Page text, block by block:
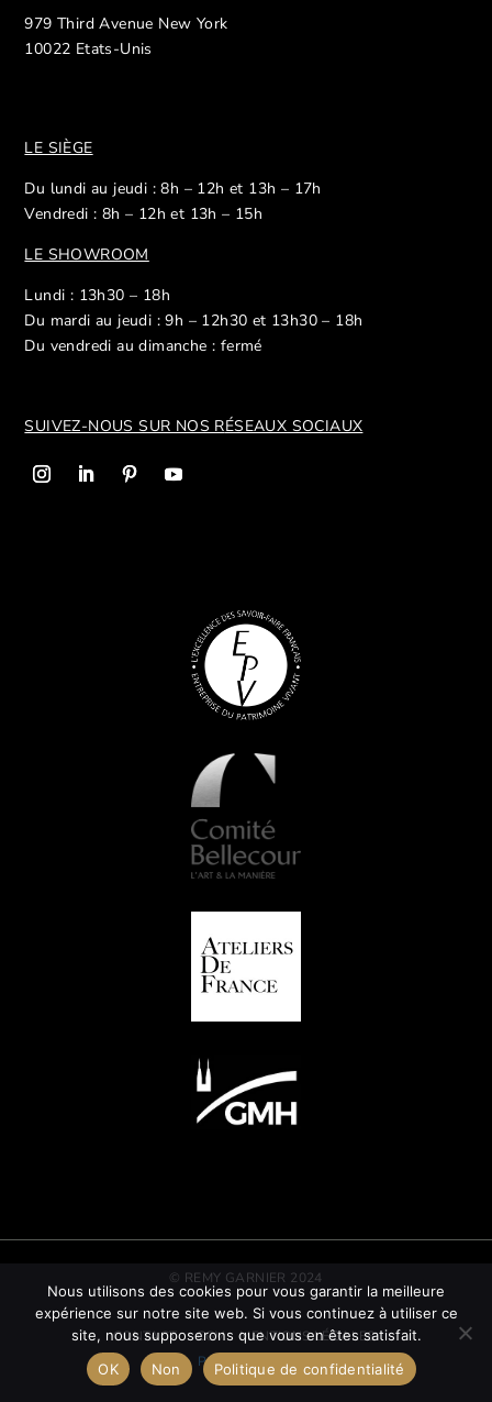
979 Third Avenue New York
10022 Etats-Unis
LE SIÈGE
Du lundi au jeudi : 8h – 12h et 13h – 17h
Vendredi : 8h – 12h et 13h – 15h
LE SHOWROOM
Lundi : 13h30 – 18h
Du mardi au jeudi : 9h – 12h30 et 13h30 – 18h
Du vendredi au dimanche : fermé
SUIVEZ-NOUS SUR NOS RÉSEAUX SOCIAUX
© REMY GARNIER 2024
CONTACT CGV
MENTIONS LÉGALES
POLITIQUE RSE
Nous utilisons des cookies pour vous garantir la meilleure
expérience sur notre site web. Si vous continuez à utiliser ce
site, nous supposerons que vous en êtes satisfait.
OK
Non Politique de confidentialité